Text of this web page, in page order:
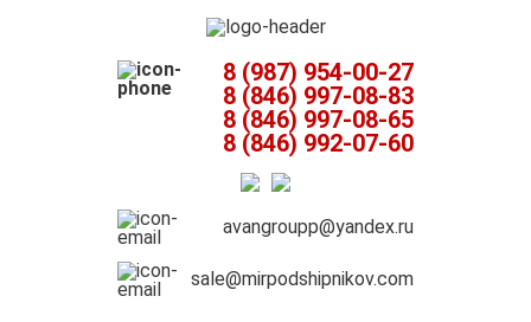
8 (987) 954-00-27
8 (846) 997-08-83
8 (846) 997-08-65
8 (846) 992-07-60
avangroupp@yandex.ru
sale@mirpodshipnikov.com